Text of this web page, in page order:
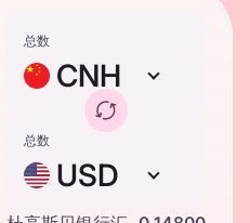
总数
CNH
总数
USD